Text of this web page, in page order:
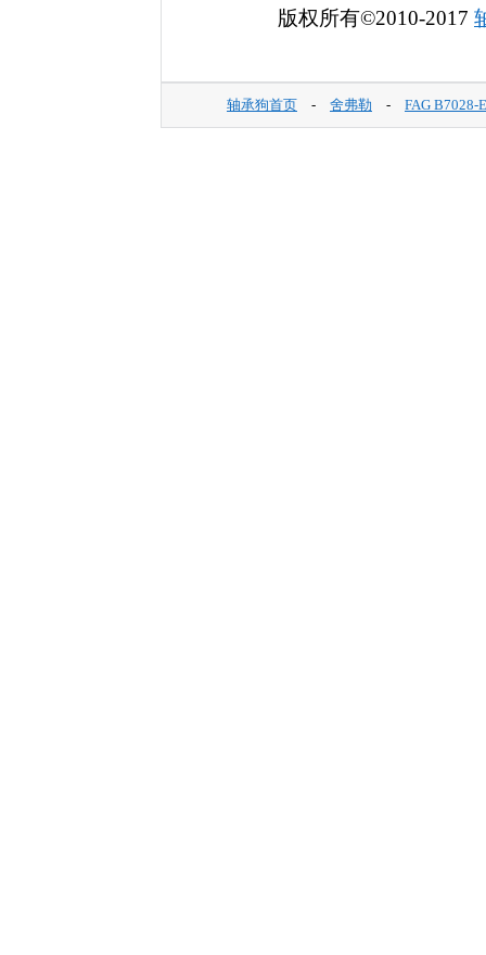
版权所有©2010-2017
轴承狗首页 - 舍弗勒 - FAG B7028-